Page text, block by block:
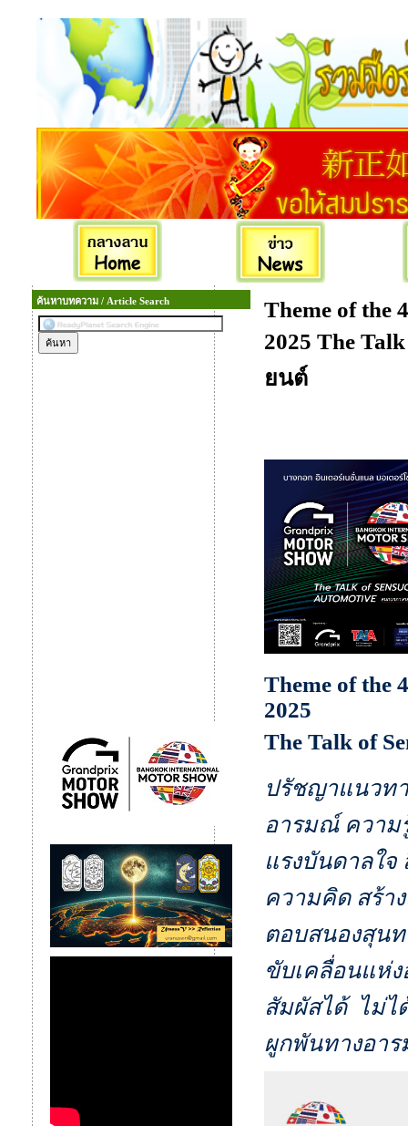
ค้นหาบทความ / Article Search
Theme of the
2025 The
ยนต์
Theme of the
2025
The Talk of
ปรัชญาแนวท
อารมณ์ ความ
แรงบันดาลใ
ความคิด สร้า
ตอบสนองสุน
ขับเคลื่อนแห่
สัมผัสได้ ไม่ไ
ผูกพันทางอา